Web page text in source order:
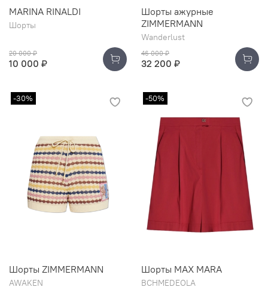
MARINA RINALDI
Шорты
20 000 ₽
10 000 ₽
Шорты ажурные
ZIMMERMANN
Wanderlust
46 000 ₽
32 200 ₽
-30%
Шорты ZIMMERMANN
AWAKEN
-50%
Шорты MAX MARA
BCHMEDEOLA